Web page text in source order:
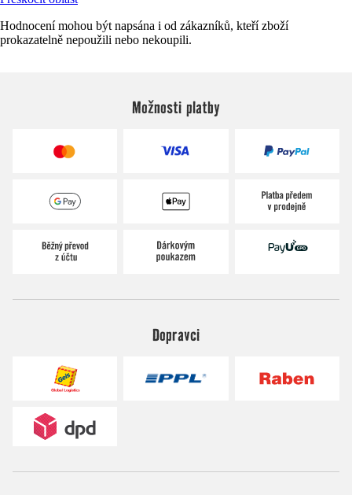
Hodnocení mohou být napsána i od zákazníků, kteří zboží
prokazatelně nepoužili nebo nekoupili.
Možnosti platby
Dopravci